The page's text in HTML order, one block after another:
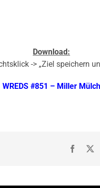
Download:
-> „Ziel speichern
WREDS #851 – Miller Mülch